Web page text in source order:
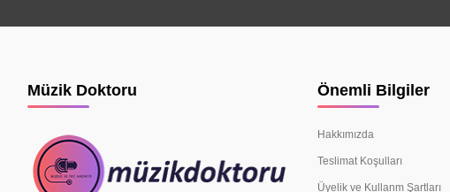
Müzik Doktoru Önemli Bilgiler
Hakkımızda
Teslimat Koşulları
Üyelik ve Kullanm Şartları